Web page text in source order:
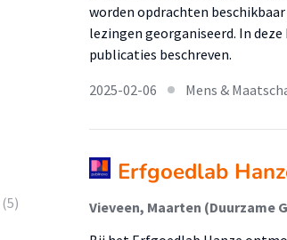
(5)
worden opdrachten
lezingen georganiseerd. In
publicaties beschreven.
2025-02-06
Mens &
Erfgoedlab